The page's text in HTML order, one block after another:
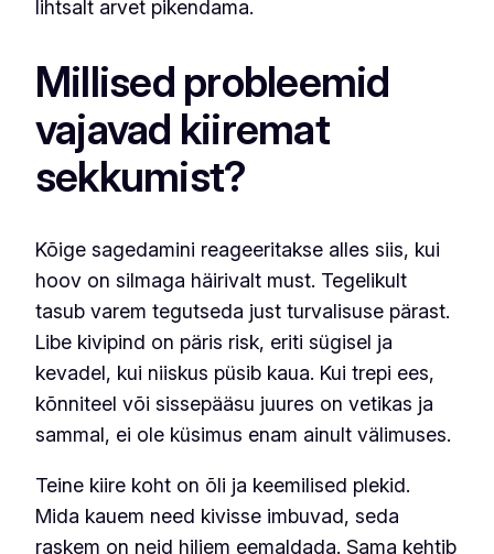
lihtsalt arvet pikendama.
Millised probleemid
vajavad kiiremat
sekkumist?
Kõige sagedamini reageeritakse alles siis, kui
hoov on silmaga häirivalt must. Tegelikult
tasub varem tegutseda just turvalisuse pärast.
Libe kivipind on päris risk, eriti sügisel ja
kevadel, kui niiskus püsib kaua. Kui trepi ees,
kõnniteel või sissepääsu juures on vetikas ja
sammal, ei ole küsimus enam ainult välimuses.
Teine kiire koht on õli ja keemilised plekid.
Mida kauem need kivisse imbuvad, seda
raskem on neid hiljem eemaldada. Sama kehtib